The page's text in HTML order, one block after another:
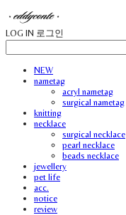
LOG IN 로그인
NEW
nametag
acryl nametag
surgical nametag
knitting
necklace
surgical necklace
pearl necklace
beads necklace
jewellery
pet life
acc.
notice
review